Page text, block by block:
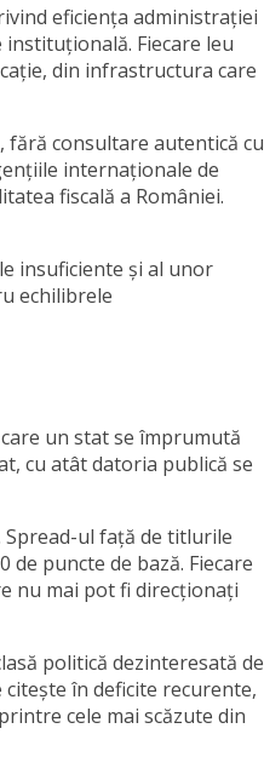
eficiența administrației
Fiecare leu
din infrastructura care
fără consultare autentică cu
internaționale de
fiscală a României.
insuficiente și al unor
echilibrele
un stat se împrumută
cu atât datoria publică se
ul față de titlurile
puncte de bază. Fiecare
nu mai pot fi direcționați
politică dezinteresată de
în deficite recurente,
cele mai scăzute din